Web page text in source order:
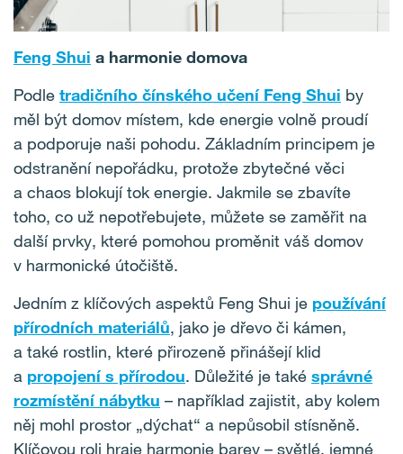
Feng Shui a harmonie domova
Podle tradičního čínského učení Feng Shui by
měl být domov místem, kde energie volně proudí
a podporuje naši pohodu. Základním principem je
odstranění nepořádku, protože zbytečné věci
a chaos blokují tok energie. Jakmile se zbavíte
toho, co už nepotřebujete, můžete se zaměřit na
další prvky, které pomohou proměnit váš domov
v harmonické útočiště.
Jedním z klíčových aspektů Feng Shui je používání
přírodních materiálů, jako je dřevo či kámen,
a také rostlin, které přirozeně přinášejí klid
a propojení s přírodou. Důležité je také správné
rozmístění nábytku – například zajistit, aby kolem
něj mohl prostor „dýchat“ a nepůsobil stísněně.
Klíčovou roli hraje harmonie barev – světlé, jemné